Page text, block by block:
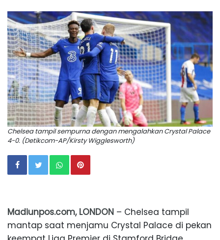
Chelsea tampil sempurna dengan mengalahkan Crystal Palace
4-0. (Detikcom-AP/Kirsty Wigglesworth)
Madiunpos.com, LONDON – Chelsea tampil
mantap saat menjamu Crystal Palace di pekan